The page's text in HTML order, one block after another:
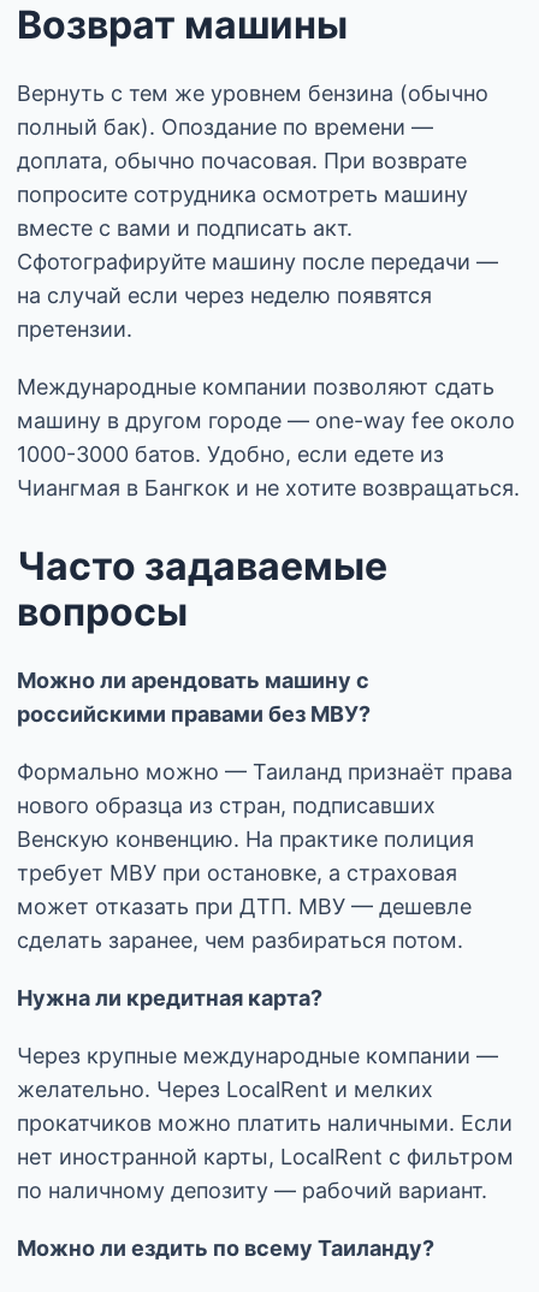
Возврат машины
Вернуть с тем же уровнем бензина (обычно
полный бак). Опоздание по времени —
доплата, обычно почасовая. При возврате
попросите сотрудника осмотреть машину
вместе с вами и подписать акт.
Сфотографируйте машину после передачи —
на случай если через неделю появятся
претензии.
Международные компании позволяют сдать
машину в другом городе — one-way fee около
1000-3000 батов. Удобно, если едете из
Чиангмая в Бангкок и не хотите возвращаться.
Часто задаваемые
вопросы
Можно ли арендовать машину с
российскими правами без МВУ?
Формально можно — Таиланд признаёт права
нового образца из стран, подписавших
Венскую конвенцию. На практике полиция
требует МВУ при остановке, а страховая
может отказать при ДТП. МВУ — дешевле
сделать заранее, чем разбираться потом.
Нужна ли кредитная карта?
Через крупные международные компании —
желательно. Через LocalRent и мелких
прокатчиков можно платить наличными. Если
нет иностранной карты, LocalRent с фильтром
по наличному депозиту — рабочий вариант.
Можно ли ездить по всему Таиланду?